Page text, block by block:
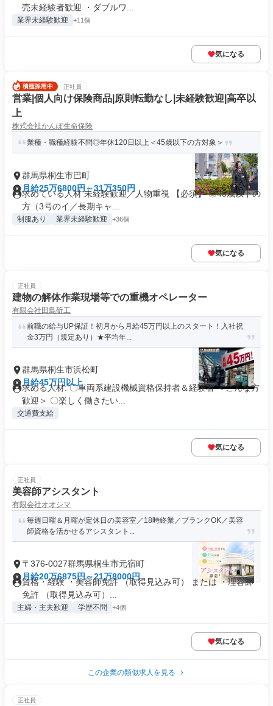
売未経験者歓迎 ・ダブルワ...
業界未経験歓迎 +11個
気になる
正社員
営業|個人向け保険商品|原則転勤なし|未経験歓迎|高卒以
上
株式会社かんぽ生命保険
業種・職種経験不問◎年休120日以上＜45歳以下の方対象＞
群馬県桐生市巴町
月給25万6800円～31万350円
求めている人材 未経験歓迎／人物重視 【必須】 ◎45歳以下の
方（3号のイ／長期キャ...
制服あり 業界未経験歓迎 +36個
気になる
正社員
建物の解体作業現場等での重機オペレーター
有限会社田島斫工
前職の給与UP保証！初月から月給45万円以上のスタート！入社祝
金3万円（規定あり）★平均年...
群馬県桐生市浜松町
月給45万円以上
求める人材: 〇車両系建設機械資格保持者＆経験者 ＜こんな方
歓迎＞ 〇楽しく働きたい...
交通費支給
気になる
正社員
美容師アシスタント
有限会社オオシマ
毎週日曜＆月曜が定休日の美容室／18時終業／ブランクOK／美容
師資格を活かせるアシスタント...
〒376-0027群馬県桐生市元宿町
月給20万6875円～21万8000円
資格・経験 ・美容師免許 （取得見込み可） または ・理容師
免許 （取得見込み可）...
主婦・主夫歓迎 学歴不問 +4個
気になる
この企業の類似求人を見る
正社員